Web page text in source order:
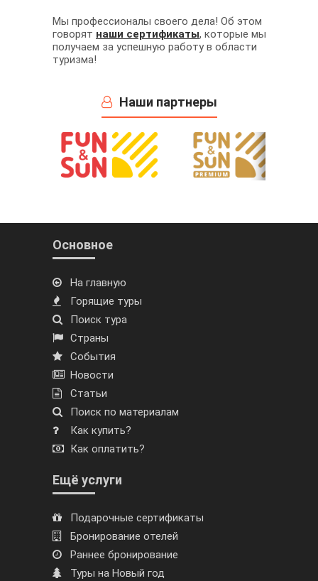
Мы профессионалы своего дела! Об этом
говорят наши сертификаты, которые мы
получаем за успешную работу в области
туризма!
Наши партнеры
Основное
На главную
Горящие туры
Поиск тура
Страны
События
Новости
Статьи
Поиск по материалам
Как купить?
Как оплатить?
Ещё услуги
Подарочные сертификаты
Бронирование отелей
Раннее бронирование
Туры на Новый год